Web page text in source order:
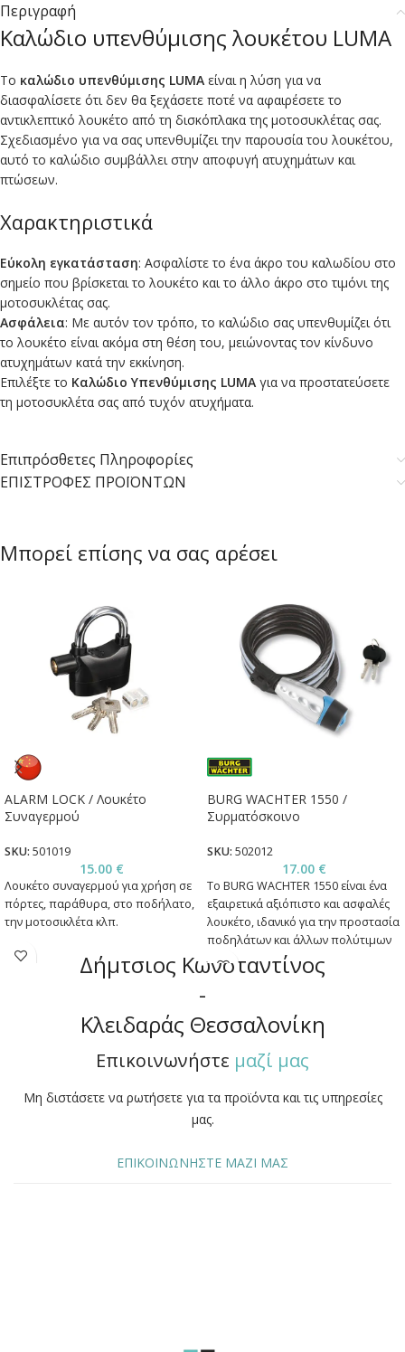
Περιγραφή
Καλώδιο υπενθύμισης λουκέτου LUMA
Το καλώδιο υπενθύμισης LUMA είναι η λύση για να
διασφαλίσετε ότι δεν θα ξεχάσετε ποτέ να αφαιρέσετε το
αντικλεπτικό λουκέτο από τη δισκόπλακα της μοτοσυκλέτας σας.
Σχεδιασμένο για να σας υπενθυμίζει την παρουσία του λουκέτου,
αυτό το καλώδιο συμβάλλει στην αποφυγή ατυχημάτων και
πτώσεων.
Χαρακτηριστικά
Εύκολη εγκατάσταση: Ασφαλίστε το ένα άκρο του καλωδίου στο
σημείο που βρίσκεται το λουκέτο και το άλλο άκρο στο τιμόνι της
μοτοσυκλέτας σας.
Ασφάλεια: Με αυτόν τον τρόπο, το καλώδιο σας υπενθυμίζει ότι
το λουκέτο είναι ακόμα στη θέση του, μειώνοντας τον κίνδυνο
ατυχημάτων κατά την εκκίνηση.
Επιλέξτε το Καλώδιο Υπενθύμισης LUMA για να προστατεύσετε
τη μοτοσυκλέτα σας από τυχόν ατυχήματα.
Επιπρόσθετες Πληροφορίες
ΕΠΙΣΤΡΟΦΕΣ ΠΡΟΪΟΝΤΩΝ
Μπορεί επίσης να σας αρέσει
ALARM LOCK / Λουκέτο
Συναγερμού
SKU: 501019
15.00 €
Λουκέτο συναγερμού για χρήση σε
πόρτες, παράθυρα, στο ποδήλατο,
την μοτοσικλέτα κλπ.
BURG WACHTER 1550 /
Συρματόσκοινο
SKU: 502012
17.00 €
Το BURG WACHTER 1550 είναι ένα
εξαιρετικά αξιόπιστο και ασφαλές
λουκέτο, ιδανικό για την προστασία
ποδηλάτων και άλλων πολύτιμων
αντικειμένων.
Δήμτσιος Κωνσταντίνος
-
Κλειδαράς Θεσσαλονίκη
Επικοινωνήστε μαζί μας
Μη διστάσετε να ρωτήσετε για τα προϊόντα και τις υπηρεσίες
μας.
ΕΠΙΚΟΙΝΩΝΗΣΤΕ ΜΑΖΙ ΜΑΣ